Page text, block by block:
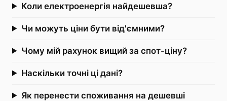
Коли електроенергія найдешевша?
Чи можуть ціни бути від'ємними?
Чому мій рахунок вищий за спот-ціну?
Наскільки точні ці дані?
Як перенести споживання на дешевші